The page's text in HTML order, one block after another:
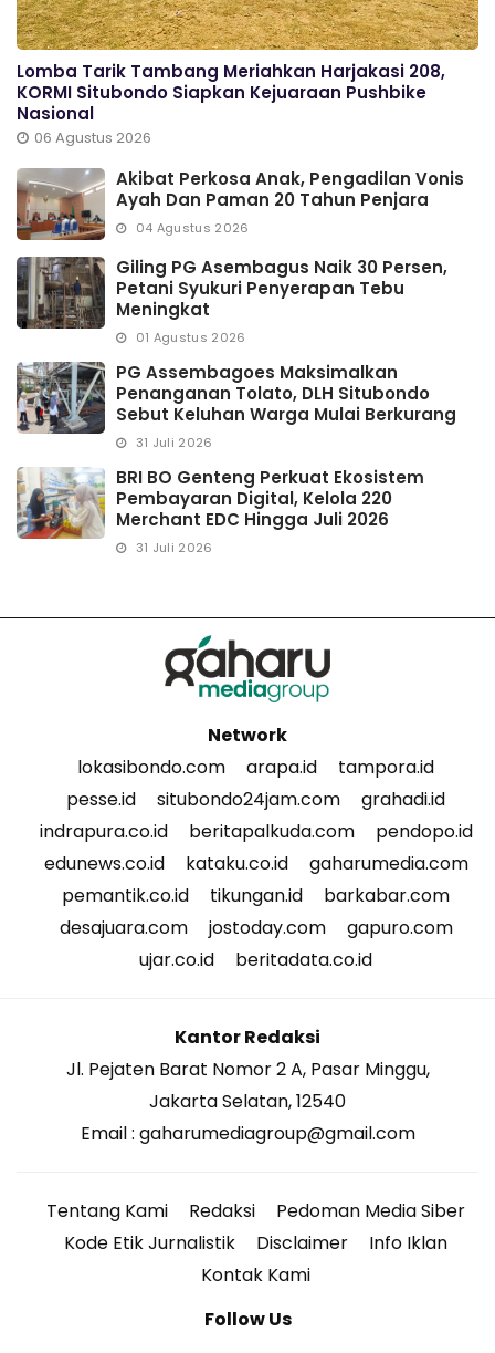
Lomba Tarik Tambang Meriahkan Harjakasi 208,
KORMI Situbondo Siapkan Kejuaraan Pushbike
Nasional
06 Agustus 2026
Akibat Perkosa Anak, Pengadilan Vonis
Ayah Dan Paman 20 Tahun Penjara
04 Agustus 2026
Giling PG Asembagus Naik 30 Persen,
Petani Syukuri Penyerapan Tebu
Meningkat
01 Agustus 2026
PG Assembagoes Maksimalkan
Penanganan Tolato, DLH Situbondo
Sebut Keluhan Warga Mulai Berkurang
31 Juli 2026
BRI BO Genteng Perkuat Ekosistem
Pembayaran Digital, Kelola 220
Merchant EDC Hingga Juli 2026
31 Juli 2026
Network
lokasibondo.com
arapa.id
tampora.id
pesse.id
situbondo24jam.com
grahadi.id
indrapura.co.id
beritapalkuda.com
pendopo.id
edunews.co.id
kataku.co.id
gaharumedia.com
pemantik.co.id
tikungan.id
barkabar.com
desajuara.com
jostoday.com
gapuro.com
ujar.co.id
beritadata.co.id
Kantor Redaksi
Jl. Pejaten Barat Nomor 2 A, Pasar Minggu,
Jakarta Selatan, 12540
Email : gaharumediagroup@gmail.com
Tentang Kami Redaksi
Pedoman Media Siber
Kode Etik Jurnalistik
Disclaimer
Info Iklan
Kontak Kami
Follow Us